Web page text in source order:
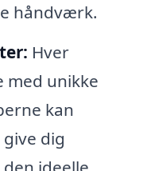
håndværk.
Hver
med unikke
kan
dig